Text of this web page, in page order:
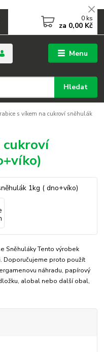
Menu
Hledat
0 ks
za 0,00 Kč
s víkem na cukroví sněhulák
cukroví
Sněhuláky Tento výrobek
Doporučujeme proto použít
náhradu, papírový
alobal nebo další obal,